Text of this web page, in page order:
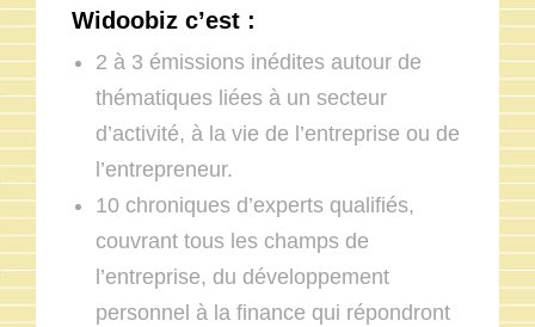
Widoobiz c’est :
2 à 3 émissions inédites autour de
thématiques liées à un secteur
d’activité, à la vie de l’entreprise ou de
l’entrepreneur.
10 chroniques d’experts qualifiés,
couvrant tous les champs de
l’entreprise, du développement
personnel à la finance qui répondront